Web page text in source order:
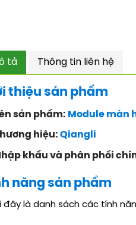
tả Thông tin liên hệ
thiệu sản phẩm
sản phẩm: Module màn
hiệu: Qiangli
khẩu và phân phối
năng sản phẩm
đây là danh sách các tính